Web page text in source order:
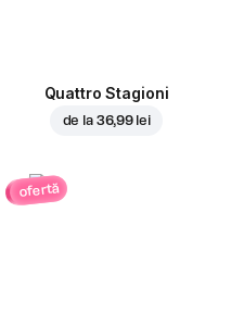
Quattro Stagioni
de la 36,99 lei
ofertă